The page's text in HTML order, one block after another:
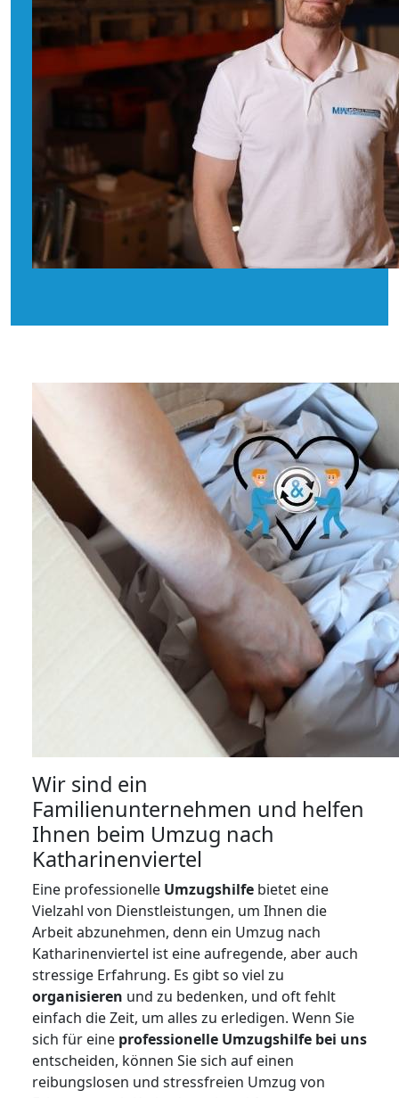
Wir sind ein
Familienunternehmen und helfen
Ihnen beim Umzug nach
Katharinenviertel
Eine professionelle Umzugshilfe bietet eine
Vielzahl von Dienstleistungen, um Ihnen die
Arbeit abzunehmen, denn ein Umzug nach
Katharinenviertel ist eine aufregende, aber auch
stressige Erfahrung. Es gibt so viel zu
organisieren und zu bedenken, und oft fehlt
einfach die Zeit, um alles zu erledigen. Wenn Sie
sich für eine professionelle Umzugshilfe bei uns
entscheiden, können Sie sich auf einen
reibungslosen und stressfreien Umzug von